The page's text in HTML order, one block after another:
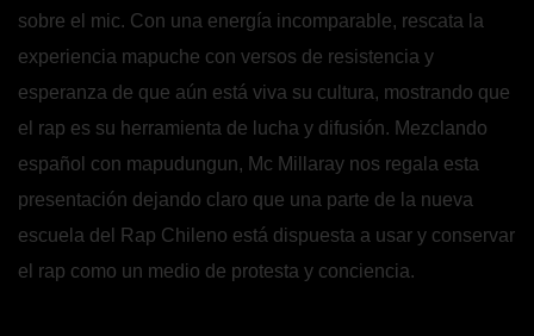
sobre el mic. Con una energía incomparable, rescata la
experiencia mapuche con versos de resistencia y
esperanza de que aún está viva su cultura, mostrando que
el rap es su herramienta de lucha y difusión. Mezclando
español con mapudungun, Mc Millaray nos regala esta
presentación dejando claro que una parte de la nueva
escuela del Rap Chileno está dispuesta a usar y conservar
el rap como un medio de protesta y conciencia.